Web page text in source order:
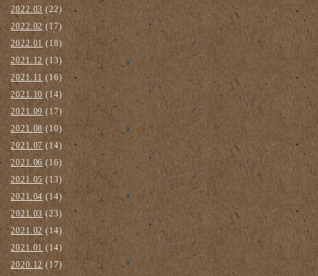
2022.03(22)
2022.02(17)
2022.01 (18)
2021.12 (13)
2021.11(16)
2021.10(14)
2021.09(17)
2021.08(10)
2021.07(14)
2021.06(16)
2021.05(13)
2021.04(14)
2021.03(23)
2021.02(14)
2021.01(14)
2020.12(17)